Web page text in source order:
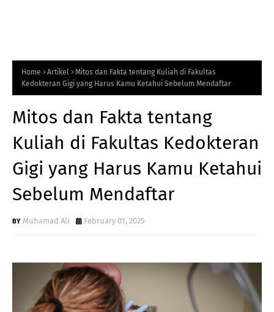
Home Artikel
Mitos dan Fakta tentang Kuliah di Fakultas
Kedokteran Gigi yang Harus Kamu Ketahui Sebelum Mendaftar
Mitos dan Fakta tentang
Kuliah di Fakultas Kedokteran
Gigi yang Harus Kamu Ketahui
Sebelum Mendaftar
Muhamad Ali February 01, 2025